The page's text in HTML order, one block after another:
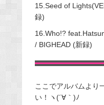
15.Seed of
録)
16.Who!?
/ BIGHEAD (新録)
ここでアルバムより
い！ヽ(´∀｀)ﾉ